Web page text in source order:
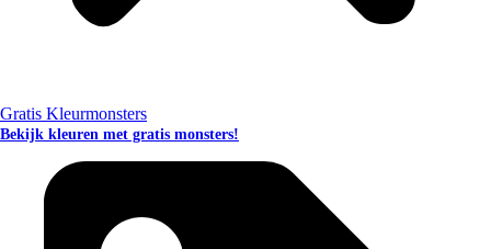
Gratis Kleurmonsters
Bekijk kleuren met gratis monsters!